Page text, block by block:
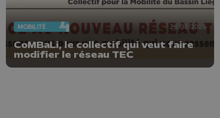
MOBILITÉ 28/08/2025
CoMBaLi, le collectif qui veut faire
modifier le réseau TEC